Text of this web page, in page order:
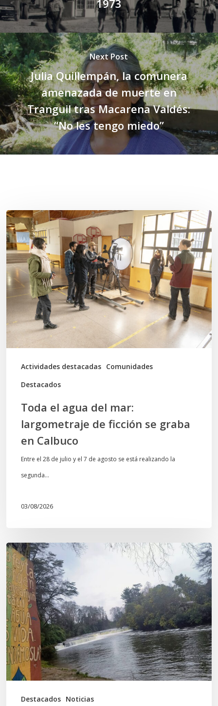
1973
Next Post
Julia Quillempán, la comunera
amenazada de muerte en
Tranguil tras Macarena Valdés:
“No les tengo miedo”
Actividades destacadas Comunidades
Destacados
Toda
el
agua
del
mar:
largometraje
de
ficción
se
graba
Toda el agua del mar:
largometraje de ficción se graba
en Calbuco
Entre el 28 de julio y el 7 de agosto se está realizando la
segunda…
03/08/2026
Destacados Noticias
En
defensa
del
Salto
Donguil
y
el
territorio
Kuzpe
Mapu